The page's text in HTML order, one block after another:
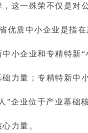
，这一殊荣不仅是对
优质中小企业是指
中小企业和专精特新
础力量；专精特新中
”企业位于产业基础
力量。